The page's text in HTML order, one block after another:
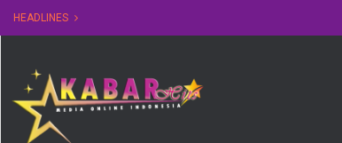
HEADLINES